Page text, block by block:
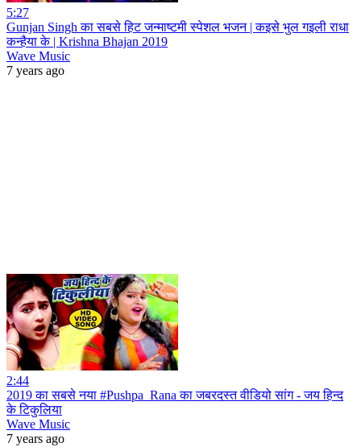
5:27
Gunjan Singh का सबसे हिट जन्माष्टमी स्पेशल भजन | कइसे भुल गइली राधा
कन्हैया के | Krishna Bhajan 2019
Wave Music
7 years ago
2:44
2019 का सबसे नया #Pushpa_Rana का जबरदस्त वीडियो सांग - जय हिन्द
के टिकुलिया
Wave Music
7 years ago